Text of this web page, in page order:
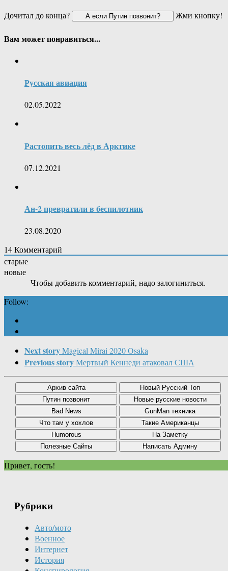
Дочитал до конца?
Жми кнопку!
Вам может понравиться...
Русская авиация
02.05.2022
Растопить весь лёд в Арктике
07.12.2021
Ан-2 превратили в беспилотник
23.08.2020
14Комментарий
старые
новые
Чтобы добавить комментарий, надо залогиниться.
Follow:
Next storyMagical Mirai 2020 Osaka
Previous storyМертвый Кеннеди атаковал США
Привет, гость!
Рубрики
Авто/мото
Военное
Интернет
История